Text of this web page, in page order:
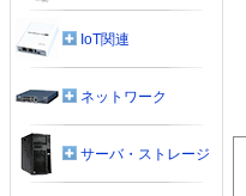
IoT関連
ネットワーク
サーバ・ストレージ